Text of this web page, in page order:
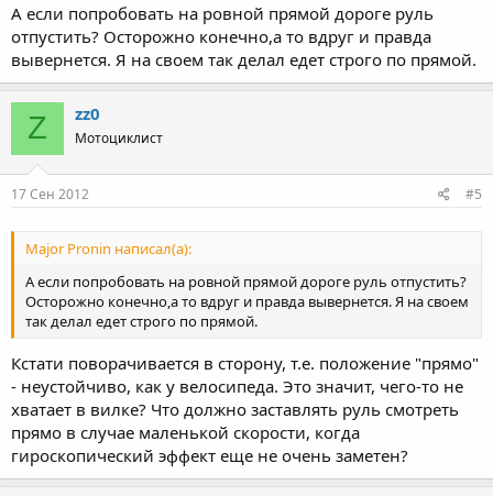
А если попробовать на ровной прямой дороге руль
отпустить? Осторожно конечно,а то вдруг и правда
вывернется. Я на своем так делал едет строго по прямой.
Z zz0
Мотоциклист
17 Сен 2012 #5
Major Pronin написал(а):
А если попробовать на ровной прямой дороге руль отпустить?
Осторожно конечно,а то вдруг и правда вывернется. Я на своем
так делал едет строго по прямой.
Кстати поворачивается в сторону, т.е. положение "прямо"
- неустойчиво, как у велосипеда. Это значит, чего-то не
хватает в вилке? Что должно заставлять руль смотреть
прямо в случае маленькой скорости, когда
гироскопический эффект еще не очень заметен?